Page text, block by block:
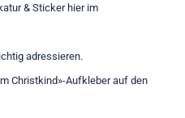
& Sticker hier im
adressieren.
Christkind»-Aufkleber auf den